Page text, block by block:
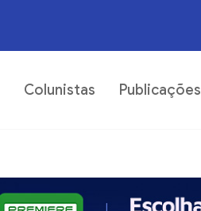
Colunistas Publicações